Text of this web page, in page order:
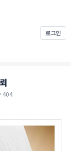
로그인
404